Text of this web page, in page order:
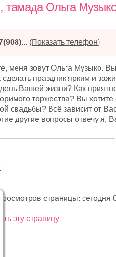
тамада Ольга Музыко
(Показать телефон)
меня зовут Ольга Музыко.
сделать праздник ярким и
Вашей жизни? Как
торжества? Вы
свадьбы? Всё зависит от
другие вопросы отвечу я,
страницы: сегодня
эту страницу